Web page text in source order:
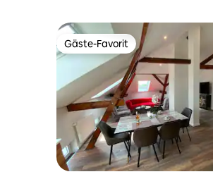
Gäste-Favorit
Gäste-Favorit